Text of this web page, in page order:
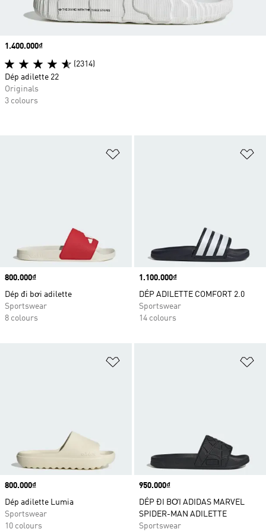
Price
800.000₫
Dép đi bơi adilette
Sportswear
8 colours
Price
1.100.000₫
DÉP ADILETTE COMFORT 2.0
Sportswear
14 colours
Price
800.000₫
Dép adilette Lumia
Sportswear
10 colours
Price
950.000₫
DÉP ĐI BƠI ADIDAS MARVEL
SPIDER-MAN ADILETTE
Sportswear
Price
1.400.000₫
(2314)
Dép adilette 22
Originals
3 colours